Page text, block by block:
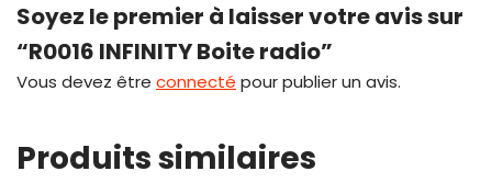
Soyez le premier à laisser votre avis sur
“R0016 INFINITY Boite radio”
Vous devez être connecté pour publier un avis.
Produits similaires